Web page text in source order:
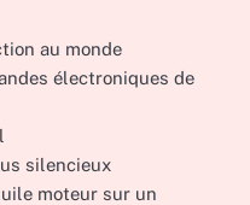
au monde
électroniques de
silencieux
moteur sur un